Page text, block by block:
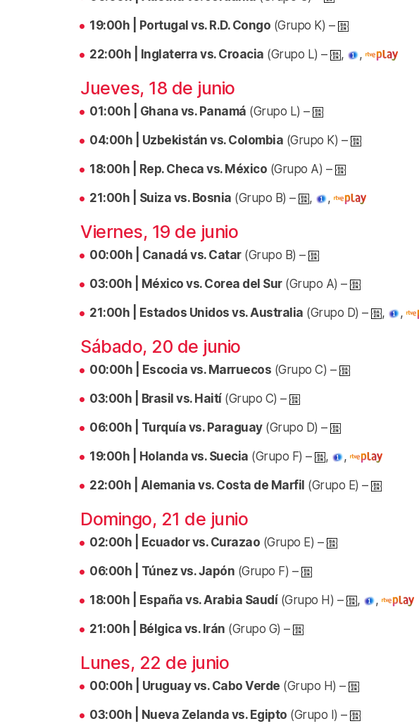
19:00h | Portugal vs. R.D. Congo (Grupo K) –
22:00h | Inglaterra vs. Croacia (Grupo L) – , ,
Jueves, 18 de junio
01:00h | Ghana vs. Panamá (Grupo L) –
04:00h | Uzbekistán vs. Colombia (Grupo K) –
18:00h | Rep. Checa vs. México (Grupo A) –
21:00h | Suiza vs. Bosnia (Grupo B) – , ,
Viernes, 19 de junio
00:00h | Canadá vs. Catar(Grupo B) –
03:00h | México vs. Corea del Sur(Grupo A) –
21:00h | Estados Unidos vs. Australia (Grupo D) – , ,
Sábado, 20 de junio
00:00h | Escocia vs. Marruecos (Grupo C) –
03:00h | Brasil vs. Haití(Grupo C) –
06:00h | Turquía vs. Paraguay(Grupo D) –
19:00h | Holanda vs. Suecia (Grupo F) – , ,
22:00h | Alemania vs. Costa de Marfil (Grupo E) –
Domingo, 21 de junio
02:00h | Ecuador vs. Curazao (Grupo E) –
06:00h | Túnez vs. Japón (Grupo F) –
18:00h | España vs. Arabia Saudí(Grupo H) – , ,
21:00h | Bélgica vs. Irán (Grupo G) –
Lunes, 22 de junio
00:00h | Uruguay vs. Cabo Verde (Grupo H) –
03:00h | Nueva Zelanda vs. Egipto (Grupo I) –